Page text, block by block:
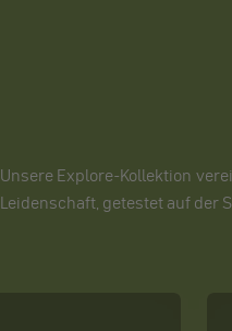
Unsere Explore-Kollektion
Leidenschaft, getestet auf der